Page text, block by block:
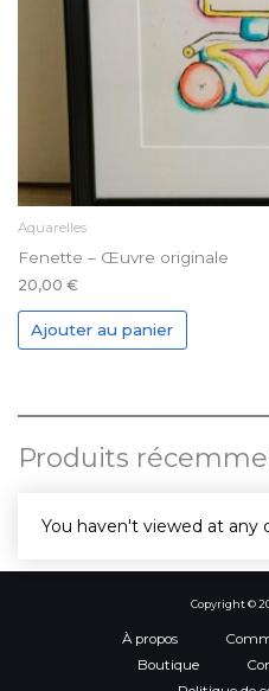
Aquarelles
Fenette – Œuvre originale
20,00 €
Ajouter au panier
Produits
You haven't viewed at any
Copyright ©
À propos
Boutique